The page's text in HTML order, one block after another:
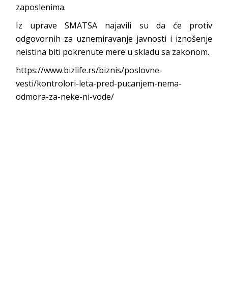
zaposlenima.
Iz uprave SMATSA najavili su da će protiv
odgovornih za uznemiravanje javnosti i iznošenje
neistina biti pokrenute mere u skladu sa zakonom.
https://www.bizlife.rs/biznis/poslovne-
vesti/kontrolori-leta-pred-pucanjem-nema-
odmora-za-neke-ni-vode/